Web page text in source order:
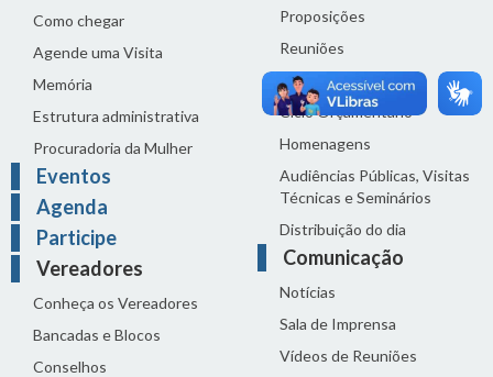
Como chegar
Agende uma Visita
Memória
Estrutura administrativa
Procuradoria da Mulher
Eventos
Agenda
Participe
Vereadores
Conheça os Vereadores
Bancadas e Blocos
Conselhos
Proposições
Reuniões
Comissões
Ciclo Orçamentário
Homenagens
Audiências Públicas, Visitas
Técnicas e Seminários
Distribuição do dia
Comunicação
Notícias
Sala de Imprensa
Vídeos de Reuniões